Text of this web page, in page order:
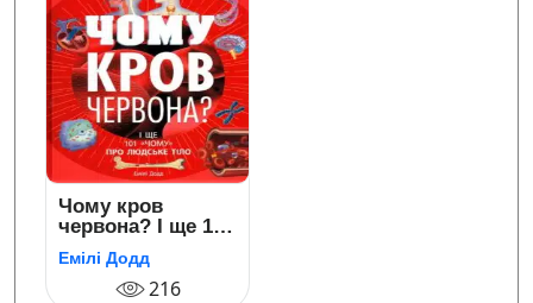
Чому кров
червона? І ще 101
«чому» про
людське тіло
Емілі Додд
216